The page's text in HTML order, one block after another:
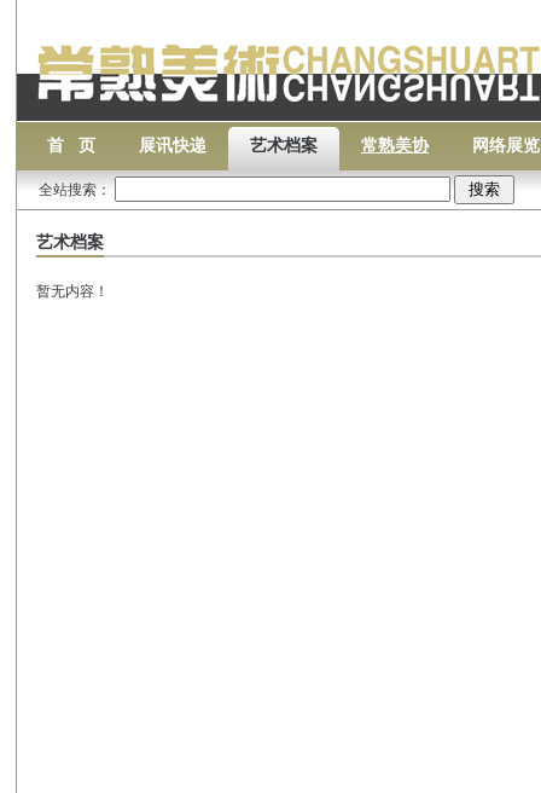
首 页 展讯快递 艺术档案 常熟美协 网络展览
全站搜索：
艺术档案
暂无内容！